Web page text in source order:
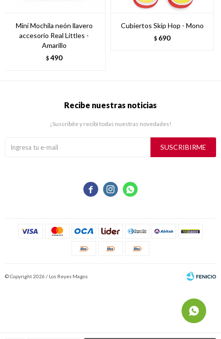
Mini Mochila neón llavero
accesorio Real Littles -
Amarillo
$ 490
Cubiertos Skip Hop - Mono
$ 690
  
Recibe nuestras noticias
¡Suscribite y recibí todas nuestras novedades!
SUSCRIBIRME
© Copyright 2026 / Los Reyes Magos